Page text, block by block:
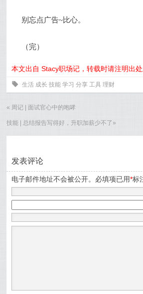
别忘点广告~比心。
（完）
本文出自 Stacy职场记，转载时请注明出处
0 生活 成长 技能 学习 分享 工具 理财
« 周记 | 面试官心中的咆哮
技能 | 总结报告写得好，升职加薪少不了 »
发表评论
电子邮件地址不会被公开。必填项已用*标